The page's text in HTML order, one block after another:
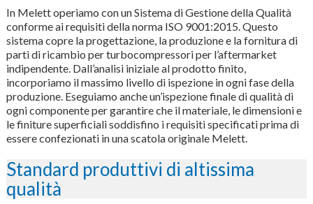
In Melett operiamo con un Sistema di Gestione della Qualità
conforme ai requisiti della norma ISO 9001:2015. Questo
sistema copre la progettazione, la produzione e la fornitura di
parti di ricambio per turbocompressori per l’aftermarket
indipendente. Dall’analisi iniziale al prodotto finito,
incorporiamo il massimo livello di ispezione in ogni fase della
produzione. Eseguiamo anche un’ispezione finale di qualità di
ogni componente per garantire che il materiale, le dimensioni e
le finiture superficiali soddisfino i requisiti specificati prima di
essere confezionati in una scatola originale Melett.
Standard produttivi di altissima
qualità